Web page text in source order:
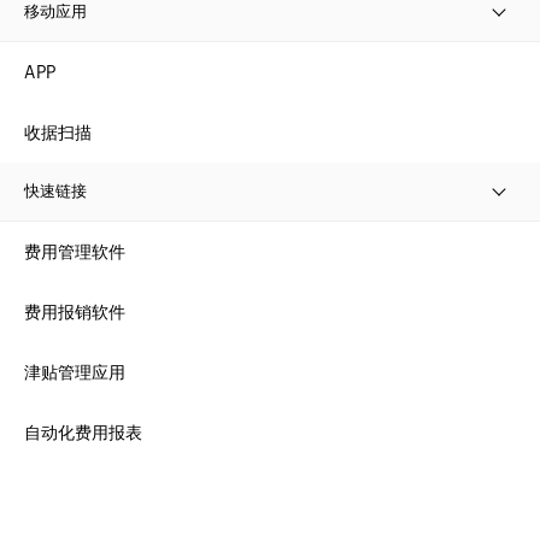
移动应用
APP
收据扫描
快速链接
费用管理软件
费用报销软件
津贴管理应用
自动化费用报表